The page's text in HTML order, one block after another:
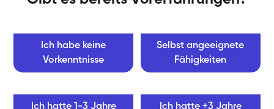
Ich habe keine
Vorkenntnisse
Selbst angeeignete
Fähigkeiten
Ich hatte 1-3 Jahre
Ich hatte +3 Jahre